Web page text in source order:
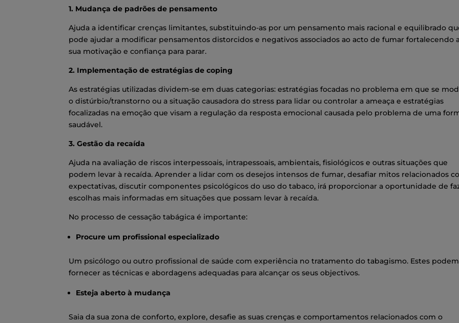
1. Mudança de padrões de pensamento
Ajuda a identificar crenças limitantes, substituindo-as por um pensamento mais racional e equilibrado
pode ajudar a modificar pensamentos distorcidos e negativos associados ao acto de fumar fortalecendo a
sua motivação e confiança para parar.
2. Implementação de estratégias de coping
As estratégias utilizadas dividem-se em duas categorias: estratégias focadas no problema em que se
o distúrbio/transtorno ou a situação causadora do stress para lidar ou controlar a ameaça e estratégias
focalizadas na emoção que visam a regulação da resposta emocional causada pelo problema de uma
saudável.
3. Gestão da recaída
Ajuda na avaliação de riscos interpessoais, intrapessoais, ambientais, fisiológicos e outras situações que
podem levar à recaída. Aprender a lidar com os desejos intensos de fumar, desafiar mitos relacionados
expectativas, discutir componentes psicológicos do uso do tabaco, irá proporcionar a oportunidade de
escolhas mais informadas em situações que possam levar à recaída.
No processo de cessação tabágica é importante:
Procure um profissional especializado
Um psicólogo ou outro profissional de saúde com experiência no tratamento do tabagismo. Estes podem
fornecer as técnicas e abordagens adequadas para alcançar os seus objectivos.
Esteja aberto à mudança
Saia da sua zona de conforto, explore, desafie as suas crenças e comportamentos relacionados com o